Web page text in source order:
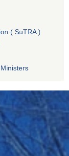
( SuTRA )